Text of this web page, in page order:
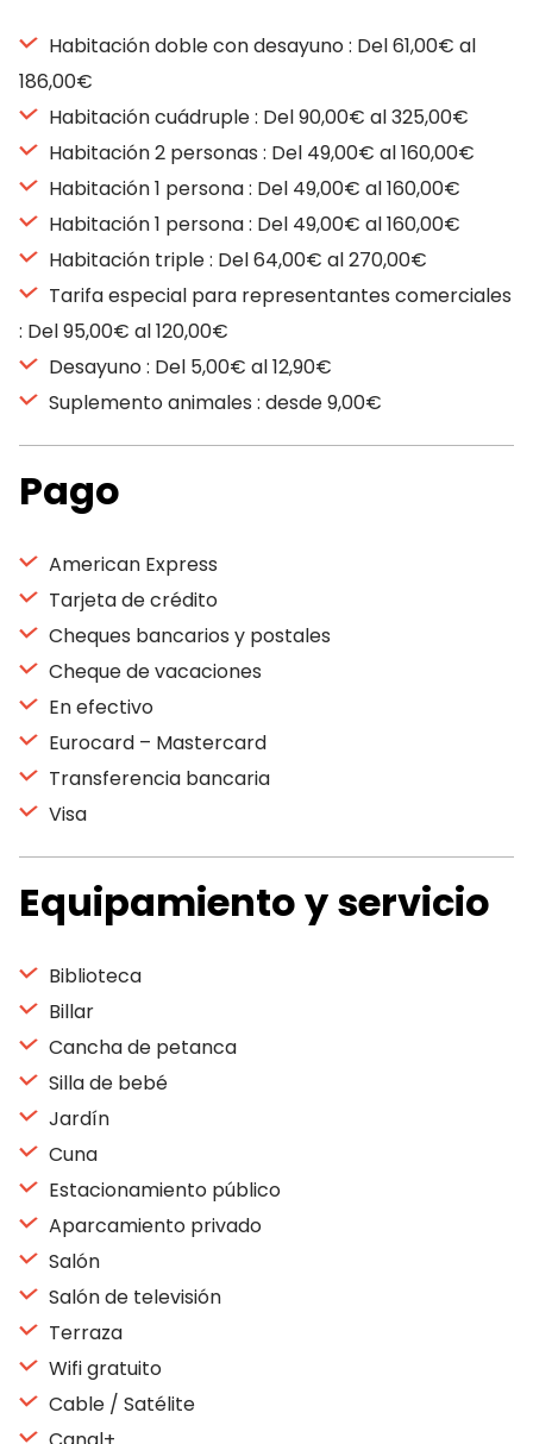
Habitación doble con desayuno : Del 61,00€ al
186,00€
Habitación cuádruple : Del 90,00€ al 325,00€
Habitación 2 personas : Del 49,00€ al 160,00€
Habitación 1 persona : Del 49,00€ al 160,00€
Habitación 1 persona : Del 49,00€ al 160,00€
Habitación triple : Del 64,00€ al 270,00€
Tarifa especial para representantes comerciales
: Del 95,00€ al 120,00€
Desayuno : Del 5,00€ al 12,90€
Suplemento animales : desde 9,00€
Pago
American Express
Tarjeta de crédito
Cheques bancarios y postales
Cheque de vacaciones
En efectivo
Eurocard – Mastercard
Transferencia bancaria
Visa
Equipamiento y servicio
Biblioteca
Billar
Cancha de petanca
Silla de bebé
Jardín
Cuna
Estacionamiento público
Aparcamiento privado
Salón
Salón de televisión
Terraza
Wifi gratuito
Cable / Satélite